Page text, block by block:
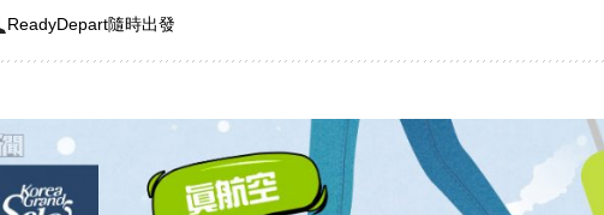
ReadyDepart隨時出發